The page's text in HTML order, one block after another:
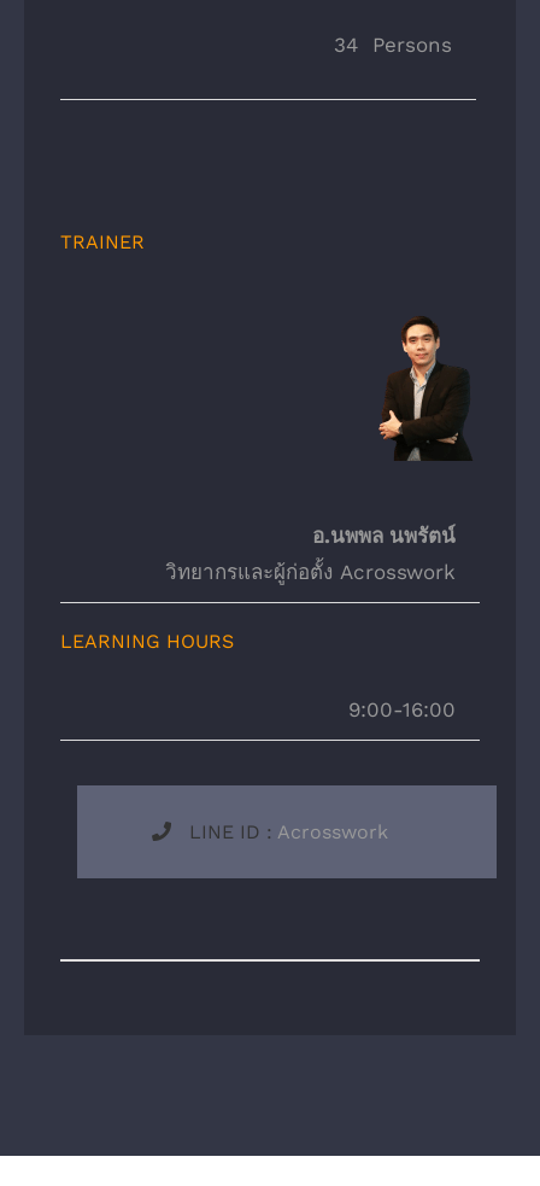
34 Persons
TRAINER
อ.นพพล นพรัตน์
วิทยากรและผู้ก่อตั้ง Acrosswork
LEARNING HOURS
9:00-16:00
LINE ID : Acrosswork